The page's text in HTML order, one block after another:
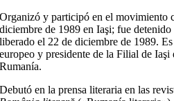
Organizó y participó en el movimiento
diciembre de 1989 en Iaşi; fue
liberado el 22 de diciembre de 1989.
europeo y presidente de la Filial de
Rumanía.
Debutó en la prensa literaria en las